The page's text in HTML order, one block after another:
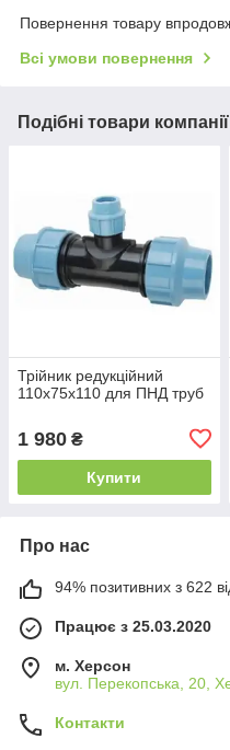
Повернення товару
Всі умови повернення
Подібні товари компанії
Трійник редукційний
110х75х110 для ПНД труб
1 980 ₴
Купити
Про нас
94% позитивних з 622
Працює з 25.03.2020
м. Херсон
вул. Перекопська, 20,
Контакти